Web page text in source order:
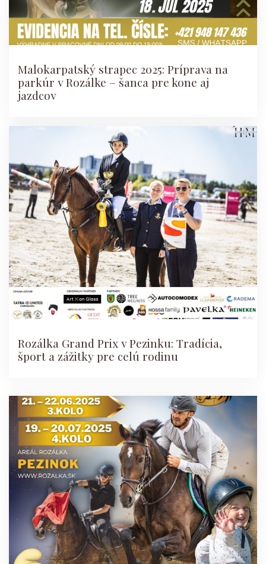
Malokarpatský strapec 2025: Príprava na
parkúr v Rozálke – šanca pre kone aj
jazdcov
Rozálka Grand Prix v Pezinku: Tradícia,
šport a zážitky pre celú rodinu